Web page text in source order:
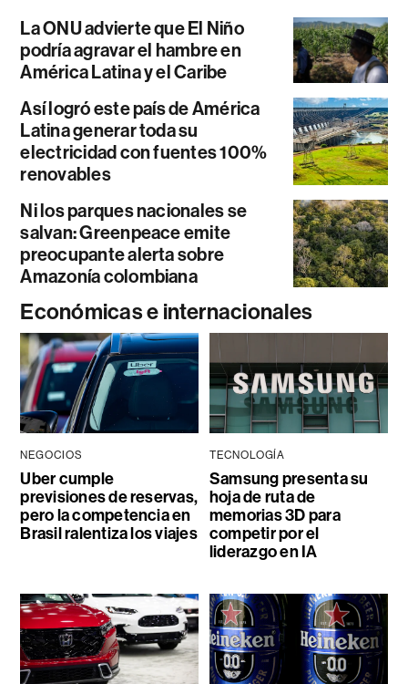
La ONU advierte que El Niño
podría agravar el hambre en
América Latina y el Caribe
Así logró este país de América
Latina generar toda su
electricidad con fuentes 100%
renovables
Ni los parques nacionales se
salvan: Greenpeace emite
preocupante alerta sobre
Amazonía colombiana
Económicas e internacionales
NEGOCIOS
Uber cumple
previsiones de reservas,
pero la competencia en
Brasil ralentiza los viajes
TECNOLOGÍA
Samsung presenta su
hoja de ruta de
memorias 3D para
competir por el
liderazgo en IA